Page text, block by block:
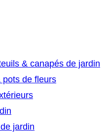
& canapés de jardin
pots de fleurs
jardin